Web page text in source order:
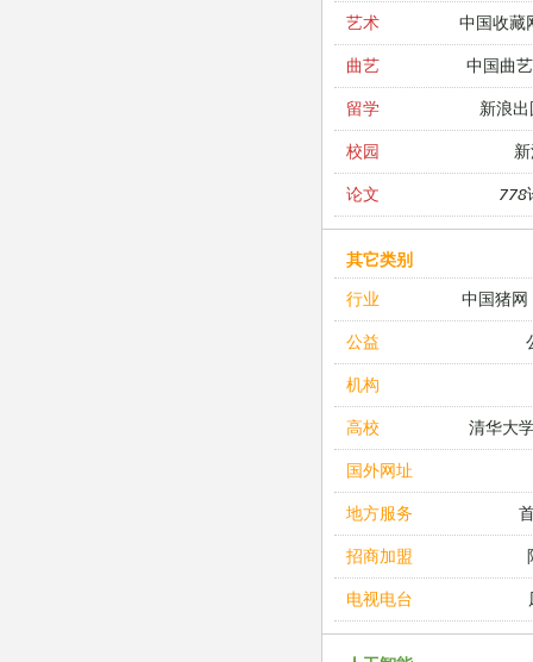
艺术 中国收藏
曲艺 中国曲
留学 新浪
校园
论文 778
其它类别
行业
中国猪网
公益
机构
高校 清华大
国外网址
地方服务
招商加盟
电视电台